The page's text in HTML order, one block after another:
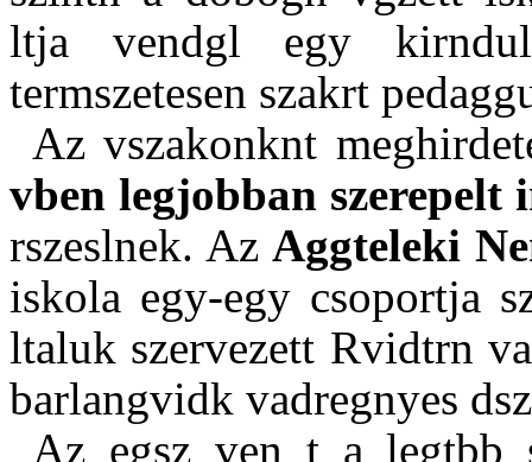
ltja vendgl egy
termszetesen szakrt
Az vszakonknt
vben legjobban szerepelt
rszeslnek. Az Aggteleki
iskola egy-egy csoportja
ltaluk szervezett Rvidtrn
barlangvidk vadregnyes
Az egsz ven t a legtbb